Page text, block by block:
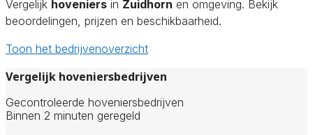
Vergelijk hoveniers in Zuidhorn en omgeving. Bekijk
beoordelingen, prijzen en beschikbaarheid.
Toon het bedrijvenoverzicht
Vergelijk hoveniersbedrijven
Gecontroleerde hoveniersbedrijven
Binnen 2 minuten geregeld